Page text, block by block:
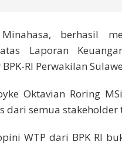
berhasil
Laporan
RI Perwakilan
Oktavian Roring
dari semua stakeholder
WTP dari BPK RI